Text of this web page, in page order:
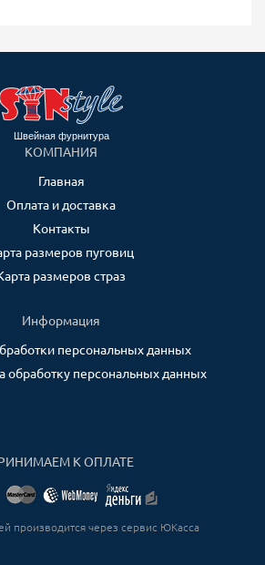
Швейная фурнитура
КОМПАНИЯ
Главная
Оплата и доставка
Контакты
размеров пуговиц
размеров страз
Информация
персональных данных
обработку персональных данных
К ОПЛАТЕ
производится через сервис ЮКасса